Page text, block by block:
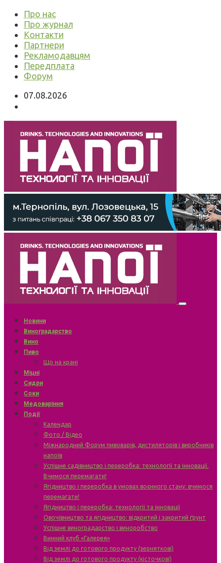
Про нас
Про журнал
Контакти
Партнери
Рекламодавцям
Передплата
Форум
07.08.2026
Новини
Виноградарство
Вино
Пиво
Що на крані
Міцні
Сидри
Соки
Медоваріння
Події
Календар
Фото / Відео
Міжнародний Форум пивоварів, дистиляторів і виробників
напоїв
Успішне садівництво і переробка: технології та інновації.
Вчимося перемагати!
Ягідництво і переробка в умовах воєнного стану: вчимося
перемагати!
Ягідництво і переробка: технології та інновації
Овочівництво та ягідництво: відкритий і закритий ґрунт
Успішне виноградарство і виноробство
Винний клуб «Галерея»
Від землі до готового продукту (зерняткові)
Від землі до готового продукту (кісточкові)